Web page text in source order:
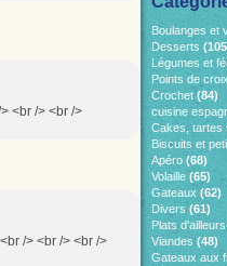
<br /> <br />
/> <br /> <br />
Boulanges et
Desserts
Légumes et
Points de
Crochet(84)
cuisine
Cakes, tartes
Biscuits et
Apéro (68)
Volaille (65)
Gateaux (62)
Divers (61)
Plats d'ailleurs
Viandes (48)
Gateaux aux